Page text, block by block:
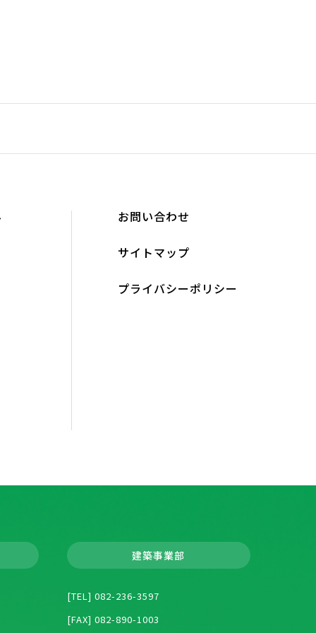
お問い合わせ
サイトマップ
プライバシーポリシー
建築事業部
[TEL] 082-236-3597
[FAX] 082-890-1003